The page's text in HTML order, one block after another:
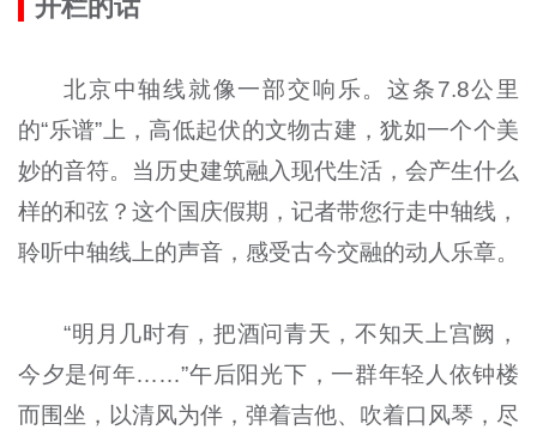
开栏的话
北京中轴线就像一部交响乐。这条7.8公里
的“乐谱”上，高低起伏的文物古建，犹如一个个美
妙的音符。当历史建筑融入现代生活，会产生什么
样的和弦？这个国庆假期，记者带您行走中轴线，
聆听中轴线上的声音，感受古今交融的动人乐章。
“明月几时有，把酒问青天，不知天上宫阙，
今夕是何年……”午后阳光下，一群年轻人依钟楼
而围坐，以清风为伴，弹着吉他、吹着口风琴，尽